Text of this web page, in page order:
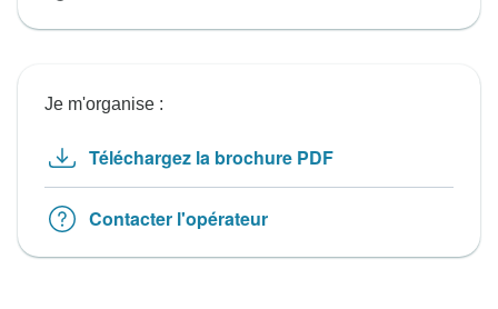
Je m'organise :
Téléchargez la brochure PDF
Contacter l'opérateur